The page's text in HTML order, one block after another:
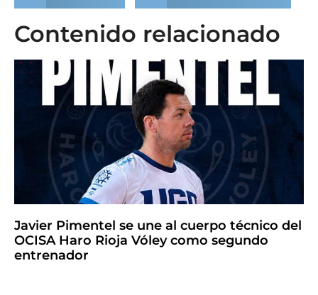
Contenido relacionado
Javier Pimentel se une al cuerpo técnico del
OCISA Haro Rioja Vóley como segundo
entrenador